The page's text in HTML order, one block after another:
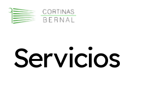
Servicios